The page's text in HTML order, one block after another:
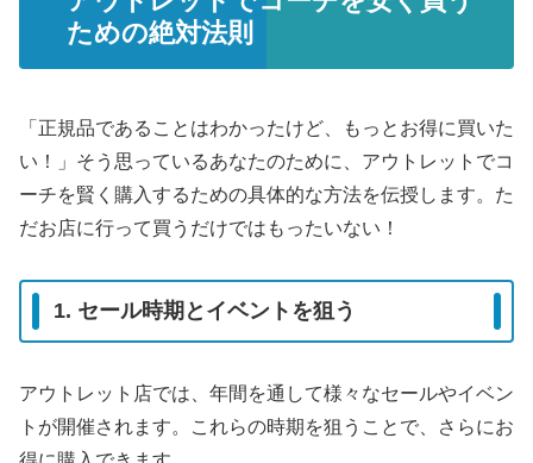
ための絶対法則
「正規品であることはわかったけど、もっとお得に買いた
い！」そう思っているあなたのために、アウトレットでコ
ーチを賢く購入するための具体的な方法を伝授します。た
だお店に行って買うだけではもったいない！
1. セール時期とイベントを狙う
アウトレット店では、年間を通して様々なセールやイベン
トが開催されます。これらの時期を狙うことで、さらにお